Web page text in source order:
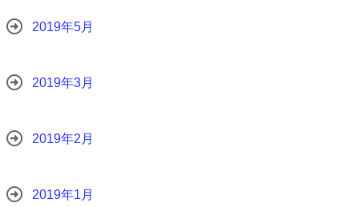
2019年5月
2019年3月
2019年2月
2019年1月